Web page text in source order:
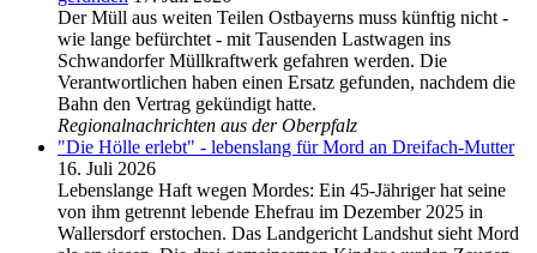
Der Müll aus weiten Teilen Ostbayerns muss künftig nicht -
wie lange befürchtet - mit Tausenden Lastwagen ins
Schwandorfer Müllkraftwerk gefahren werden. Die
Verantwortlichen haben einen Ersatz gefunden, nachdem die
Bahn den Vertrag gekündigt hatte.
Regionalnachrichten aus der Oberpfalz
"Die Hölle erlebt" - lebenslang für Mord an Dreifach-Mutter
16. Juli 2026
Lebenslange Haft wegen Mordes: Ein 45-Jähriger hat seine
von ihm getrennt lebende Ehefrau im Dezember 2025 in
Wallersdorf erstochen. Das Landgericht Landshut sieht Mord